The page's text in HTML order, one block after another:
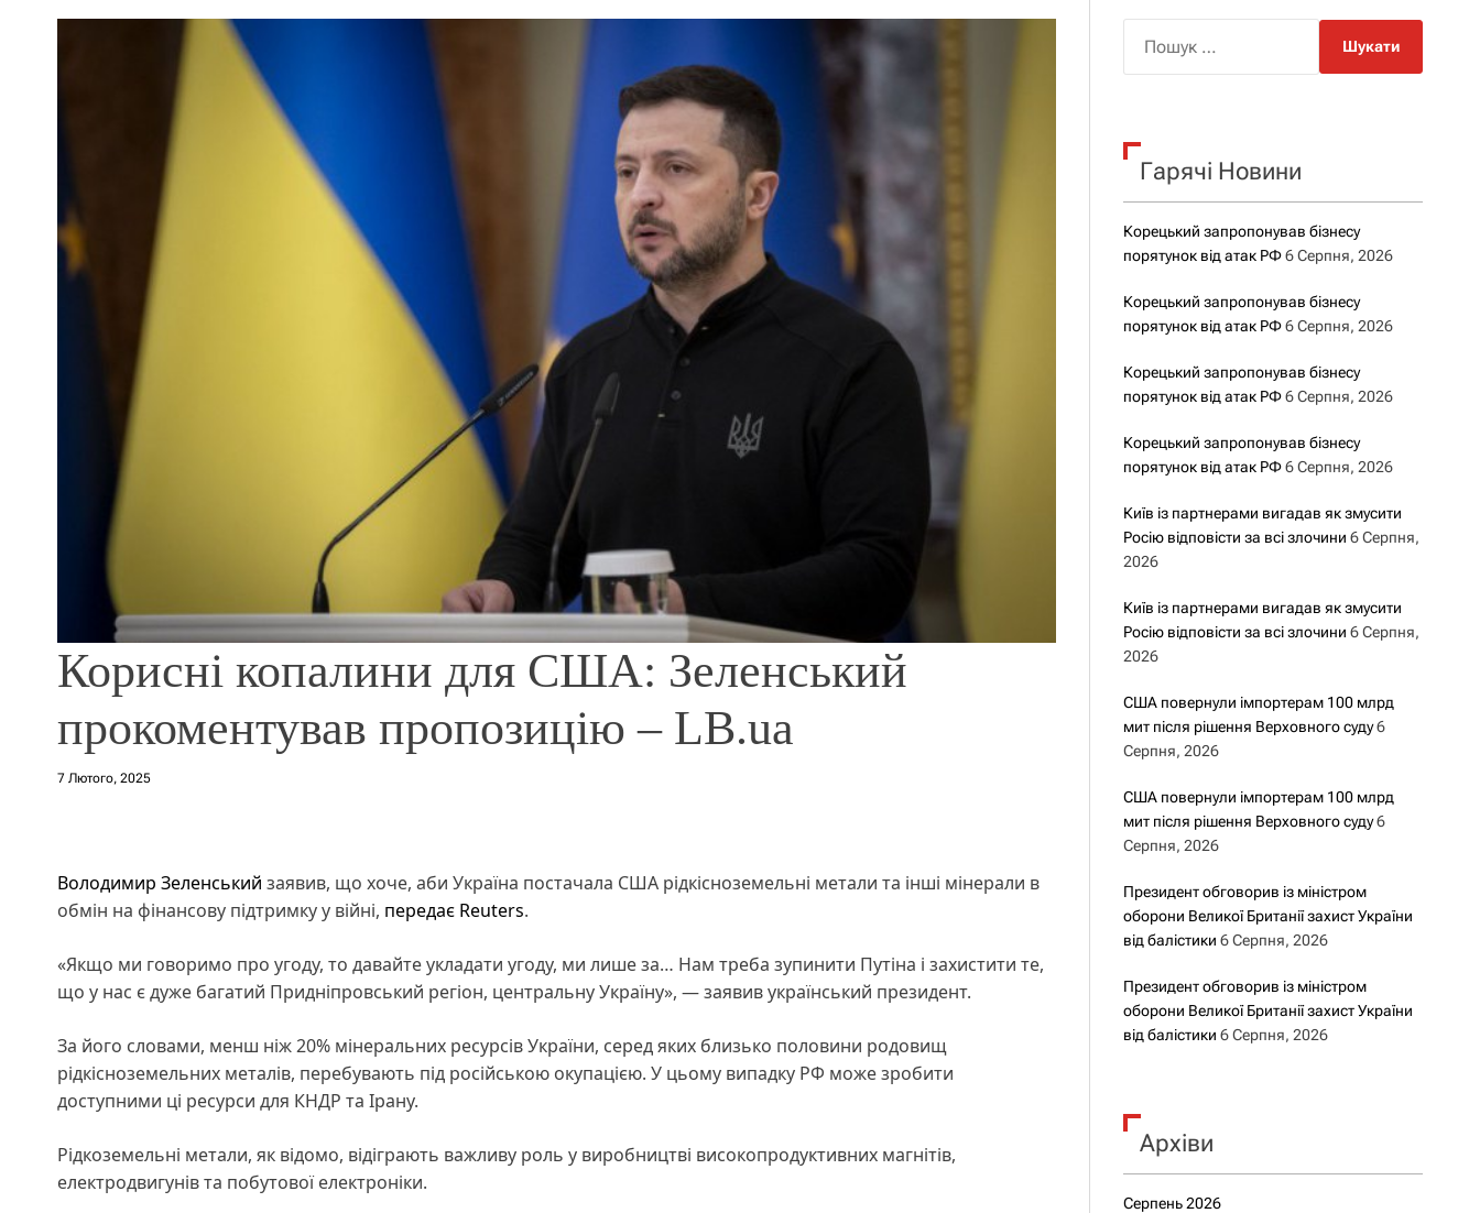
р
о
у
Корисні копалини для США: Зеленський
прокоментував пропозицію – LB.ua
7 Лютого, 2025
Володимир Зеленський заявив, що хоче, аби Україна постачала США рідкісноземельні метали та інші мінерали в
обмін на фінансову підтримку у війні, передає Reuters.
«Якщо ми говоримо про угоду, то давайте укладати угоду, ми лише за… Нам треба зупинити Путіна і захистити те,
що у нас є дуже багатий Придніпровський регіон, центральну Україну», — заявив український президент.
За його словами, менш ніж 20% мінеральних ресурсів України, серед яких близько половини родовищ
рідкісноземельних металів, перебувають під російською окупацією. У цьому випадку РФ може зробити
доступними ці ресурси для КНДР та Ірану.
Рідкоземельні метали, як відомо, відіграють важливу роль у виробництві високопродуктивних магнітів,
електродвигунів та побутової електроніки.
к
Гарячі Новини
Корецький запропонував бізнесу
порятунок від атак РФ 6 Серпня, 2026
Корецький запропонував бізнесу
порятунок від атак РФ 6 Серпня, 2026
Корецький запропонував бізнесу
порятунок від атак РФ 6 Серпня, 2026
Корецький запропонував бізнесу
порятунок від атак РФ 6 Серпня, 2026
Київ із партнерами вигадав як змусити
Росію відповісти за всі злочини 6 Серпня,
2026
Київ із партнерами вигадав як змусити
Росію відповісти за всі злочини 6 Серпня,
2026
США повернули імпортерам 100 млрд
мит після рішення Верховного суду 6
Серпня, 2026
США повернули імпортерам 100 млрд
мит після рішення Верховного суду 6
Серпня, 2026
Президент обговорив із міністром
оборони Великої Британії захист України
від балістики 6 Серпня, 2026
Президент обговорив із міністром
оборони Великої Британії захист України
від балістики 6 Серпня, 2026
Архіви
Серпень 2026